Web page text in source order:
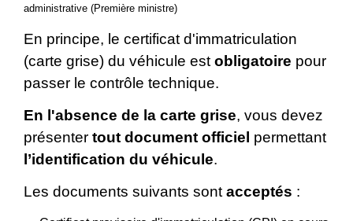
administrative (Première ministre)
En principe, le certificat d'immatriculation
(carte grise) du véhicule est obligatoire pour
passer le contrôle technique.
En l'absence de la carte grise, vous devez
présenter tout document officiel permettant
l’identification du véhicule.
Les documents suivants sontacceptés :